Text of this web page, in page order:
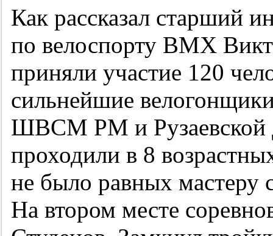
Как рассказал старший
по велоспорту ВМХ
приняли участие 120
сильнейшие
ШВСМ РМ и
проходили в 8
не было равных
На втором месте